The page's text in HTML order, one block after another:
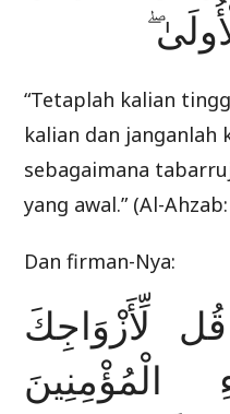
“Tetaplah kalian
kalian dan
sebagaimana
yang awal.” (Al-
Dan firman-Nya:
قُل لِّأَزْوَاجِكَ
الْمُؤْمِنِينَ